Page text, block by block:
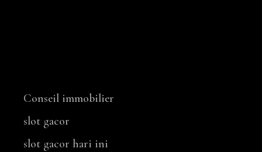
Conseil immobilier
slot gacor
slot gacor hari ini